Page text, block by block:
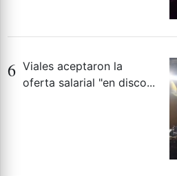
6 Viales aceptaron la
oferta salarial "en disco...